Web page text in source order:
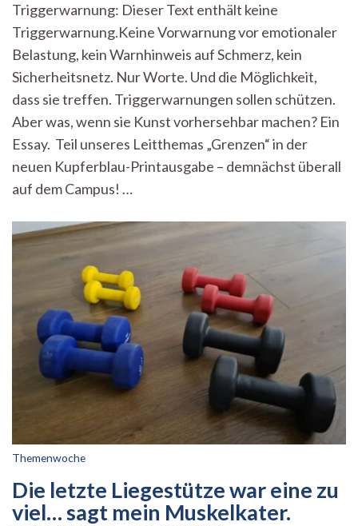
Gefühle:
Was
Triggerwarnungen
mit
Kunst
machen
Triggerwarnung: Dieser Text enthält keine
Triggerwarnung.Keine Vorwarnung vor emotionaler
Belastung, kein Warnhinweis auf Schmerz, kein
Sicherheitsnetz. Nur Worte. Und die Möglichkeit,
dass sie treffen. Triggerwarnungen sollen schützen.
Aber was, wenn sie Kunst vorhersehbar machen? Ein
Essay. Teil unseres Leitthemas „Grenzen“ in der
neuen Kupferblau-Printausgabe – demnächst überall
auf dem Campus! …
Themenwoche
Die letzte Liegestütze war eine zu
viel… sagt mein Muskelkater.